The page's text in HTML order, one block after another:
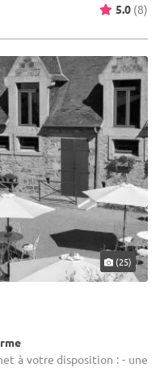
5.0 (8)
(25)
à votre disposition : - une